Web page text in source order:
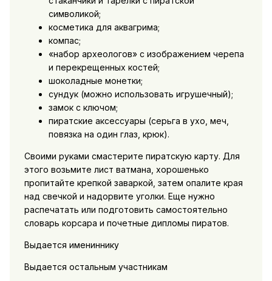
символикой;
косметика для аквагрима;
компас;
«набор археологов» с изображением черепа
и перекрещенных костей;
шоколадные монетки;
сундук (можно использовать игрушечный);
замок с ключом;
пиратские аксессуары (серьга в ухо, меч,
повязка на один глаз, крюк).
Своими руками смастерите пиратскую карту. Для
этого возьмите лист ватмана, хорошенько
пропитайте крепкой заваркой, затем опалите края
над свечкой и надорвите уголки. Еще нужно
распечатать или подготовить самостоятельно
словарь корсара и почетные дипломы пиратов.
Выдается имениннику
Выдается остальным участникам